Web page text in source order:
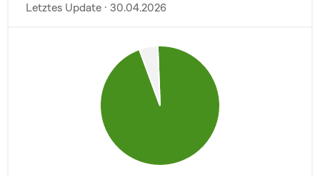
Letztes Update · 30.04.2026